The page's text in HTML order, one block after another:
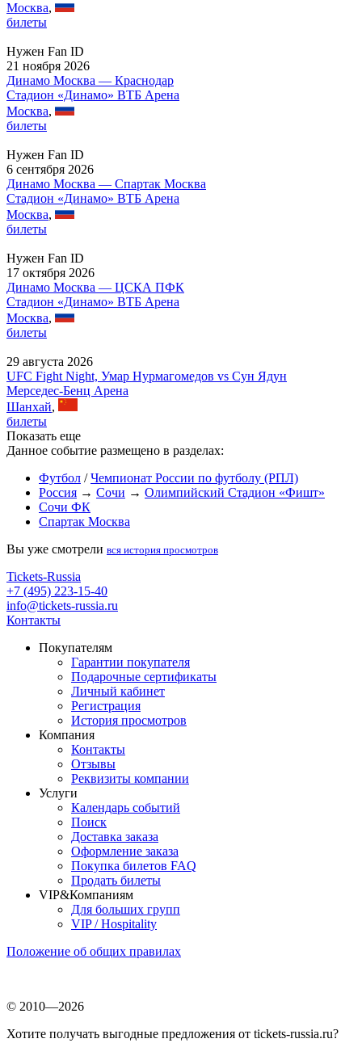
Москва,
билеты
Нужен Fan ID
21 ноября 2026
Динамо Москва — Краснодар
Стадион «Динамо» ВТБ Арена
Москва,
билеты
Нужен Fan ID
6 сентября 2026
Динамо Москва — Спартак Москва
Стадион «Динамо» ВТБ Арена
Москва,
билеты
Нужен Fan ID
17 октября 2026
Динамо Москва — ЦСКА ПФК
Стадион «Динамо» ВТБ Арена
Москва,
билеты
29 августа 2026
UFC Fight Night, Умар Нурмагомедов vs Сун Ядун
Мерседес-Бенц Арена
Шанхай,
билеты
Показать еще
Данное событие размещено в разделах:
Футбол /Чемпионат России по футболу (РПЛ)
Россия → Сочи → Олимпийский Стадион «Фишт»
Сочи ФК
Спартак Москва
Вы уже смотрели вся история просмотров
Tickets-Russia
+7 (495) 223-15-40
info@tickets-russia.ru
Контакты
Покупателям
Гарантии покупателя
Подарочные сертификаты
Личный кабинет
Регистрация
История просмотров
Компания
Контакты
Отзывы
Реквизиты компании
Услуги
Календарь событий
Поиск
Доставка заказа
Оформление заказа
Покупка билетов FAQ
Продать билеты
VIP&Компаниям
Для больших групп
VIP / Hospitality
Положение об общих правилах
© 2010—2026
Хотите получать выгодные предложения от tickets-russia.ru?